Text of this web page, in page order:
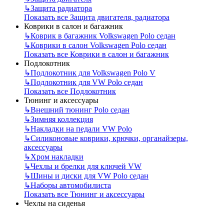
↳Защита радиатора
Показать все Защита двигателя, радиатора
Коврики в салон и багажник
↳Коврик в багажник Volkswagen Polo седан
↳Коврики в салон Volkswagen Polo седан
Показать все Коврики в салон и багажник
Подлокотник
↳Подлокотник для Volkswagen Polo V
↳Подлокотник для VW Polo седан
Показать все Подлокотник
Тюнинг и аксессуары
↳Внешний тюнинг Polo седан
↳Зимняя коллекция
↳Накладки на педали VW Polo
↳Силиконовые коврики, крючки, органайзеры,
аксессуары
↳Хром накладки
↳Чехлы и брелки для ключей VW
↳Шины и диски для VW Polo седан
↳Наборы автомобилиста
Показать все Тюнинг и аксессуары
Чехлы на сиденья